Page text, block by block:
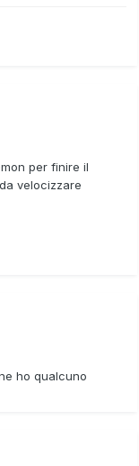
per finire il
velocizzare
ho qualcuno